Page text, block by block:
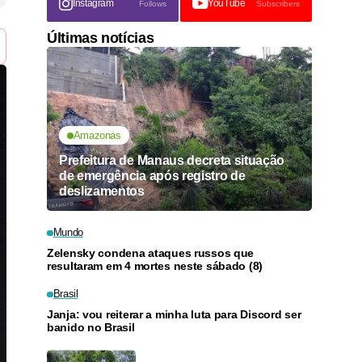
Instagram Follows YouTube Subscribers
Últimas notícias
Amazonas
Prefeitura de Manaus decreta situação
de emergência após registro de
deslizamentos
Mundo
Zelensky condena ataques russos que
resultaram em 4 mortes neste sábado (8)
Brasil
Janja: vou reiterar a minha luta para Discord ser
banido no Brasil